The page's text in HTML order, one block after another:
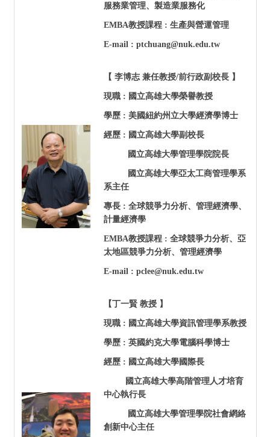
服務業管理、製造業服務化
EMBA教授課程 : 生產與營運管理
E-mail : ptchuang@nuk.edu.tw
【 李博志 兼任教授/前行政副校長 】
現職 : 國立高雄大學榮譽教授
學歷 : 美國紐約州立大學經濟學博士
經歷 : 國立高雄大學副校長
國立高雄大學管理學院院長
國立高雄大學亞太工商管理學系
系主任
專長 : 全球競爭力分析、管理經濟學、
計量經濟學
EMBA教授課程 : 全球競爭力分析、亞
太地區競爭力分析、管理經濟學
E-mail : pclee@nuk.edu.tw
【丁一賢 教授 】
現職 : 國立高雄大學資訊管理學系教授
學歷 : 英國約克大學電腦科學博士
經歷 : 國立高雄大學國際長
國立高雄大學高階管理人才培育
中心執行長
國立高雄大學管理學院社會網絡
創新中心主任